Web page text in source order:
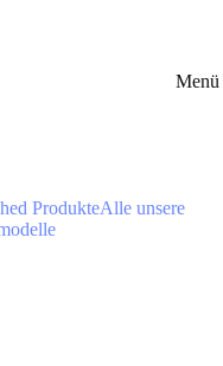
Menü
ProdukteAlle unsere